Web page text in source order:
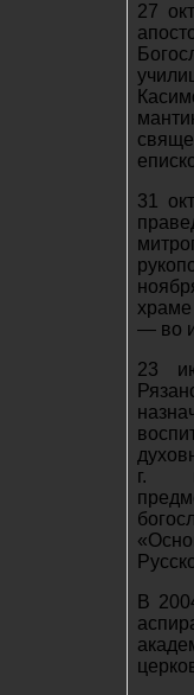
27
31
— во
23
г.
В